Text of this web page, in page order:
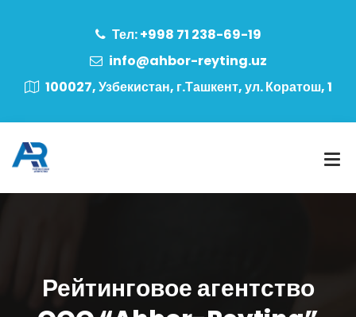
Тел: +998 71 238-69-19
info@ahbor-reyting.uz
100027, Узбекистан, г.Ташкент, ул. Коратош, 1
Рейтинговое агентство